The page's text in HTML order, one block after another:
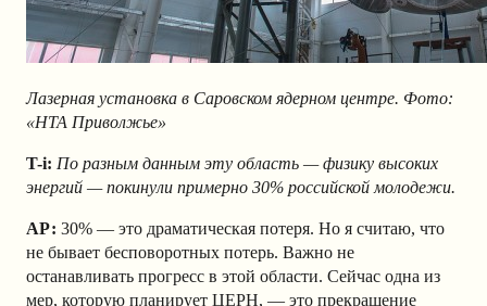
Лазерная установка в Саровском ядерном центре. Фото:
«НТА Приволжье»
T-i: По разным данным эту область — физику высоких
энергий — покинули примерно 30% российской молодежи.
АР: 30% — это драматическая потеря. Но я считаю, что
не бывает бесповоротных потерь. Важно не
останавливать прогресс в этой области. Сейчас одна из
мер, которую планирует ЦЕРН, — это прекращение